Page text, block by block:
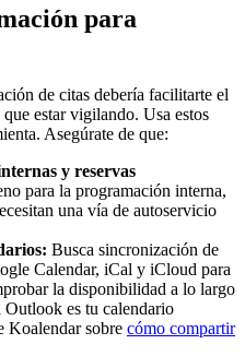
para
de citas debería facilitarte el
estar vigilando. Usa estos
Asegúrate de que:
y reservas
para la programación interna,
una vía de autoservicio
Busca sincronización de
Calendar, iCal y iCloud para
la disponibilidad a lo largo
es tu calendario
Koalendar sobre cómo compartir